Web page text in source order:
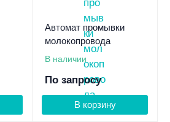
Автомат промывки
молокопровода
В наличии
По запросу
В корзину